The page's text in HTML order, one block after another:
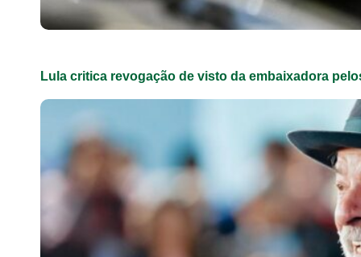
Lula critica revogação de visto da embaixadora